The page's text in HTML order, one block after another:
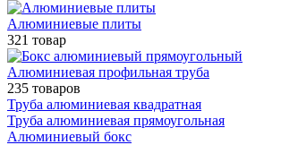
Алюминиевые плиты
321 товар
Алюминиевая профильная труба
235 товаров
Труба алюминиевая квадратная
Труба алюминиевая прямоугольная
Алюминиевый бокс